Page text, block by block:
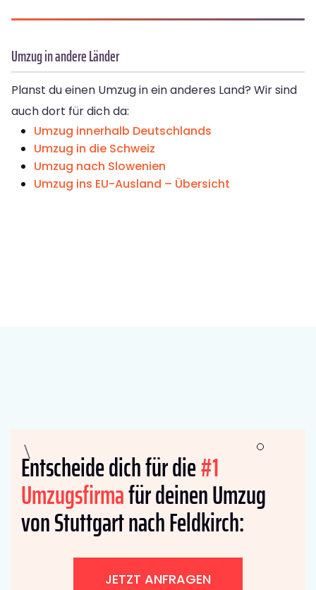
Umzug in andere Länder
Planst du einen Umzug in ein anderes Land? Wir sind
auch dort für dich da:
Umzug innerhalb Deutschlands
Umzug in die Schweiz
Umzug nach Slowenien
Umzug ins EU-Ausland – Übersicht
Entscheide dich für die#1
Umzugsfirmafür deinen Umzug
von Stuttgart nach Feldkirch:
JETZT ANFRAGEN